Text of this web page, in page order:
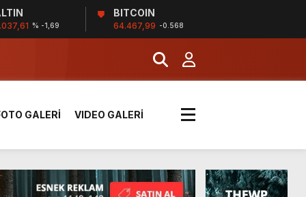
% -1,69
BITCOIN
64.467,99 -0.568
sırada
kazaya neden oldu
paylaştı
GALERİ VIDEO GALERİ